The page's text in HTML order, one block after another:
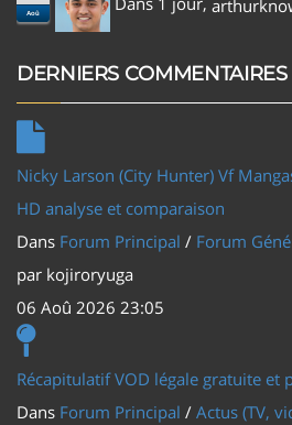
Aoû
DERNIERS
Nicky Larson (City Hunter) Vf
HD analyse et comparaison
Dans Forum Principal / Forum
par kojiroryuga
06 Aoû 2026 23:05
Récapitulatif VOD légale gratuite et
Dans Forum Principal / Actus (TV,